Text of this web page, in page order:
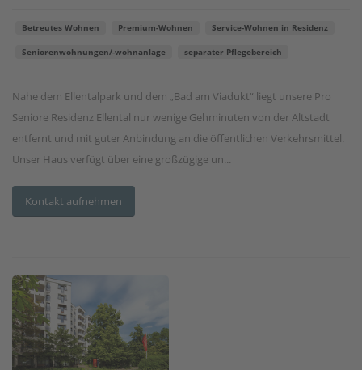
Betreutes Wohnen Premium-Wohnen Service-Wohnen in Residenz
Seniorenwohnungen/-wohnanlage separater Pflegebereich
Nahe dem Ellentalpark und dem „Bad am Viadukt“ liegt unsere Pro
Seniore Residenz Ellental nur wenige Gehminuten von der Altstadt
entfernt und mit guter Anbindung an die öffentlichen Verkehrsmittel.
Unser Haus verfügt über eine großzügige un...
Kontakt aufnehmen